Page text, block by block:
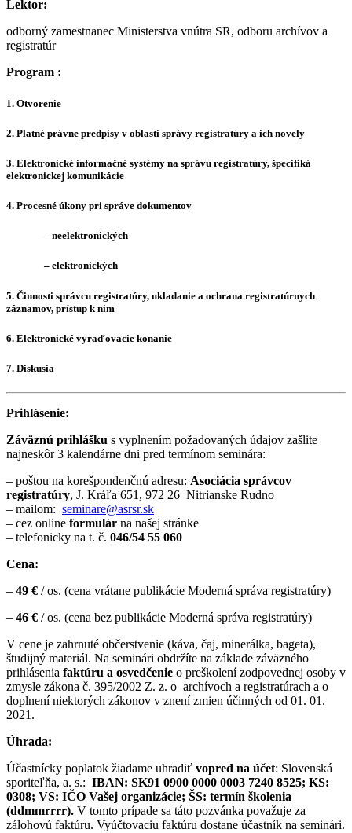
Lektor:
odborný zamestnanec Ministerstva vnútra SR, odboru archívov a
registratúr
Program :
1. Otvorenie
2. Platné právne predpisy v oblasti správy registratúry a ich novely
3. Elektronické informačné systémy na správu registratúry, špecifiká
elektronickej komunikácie
4. Procesné úkony pri správe dokumentov
– neelektronických
– elektronických
5. Činnosti správcu registratúry, ukladanie a ochrana registratúrnych
záznamov, prístup k nim
6. Elektronické vyraďovacie konanie
7. Diskusia
Prihlásenie:
Záväznú prihlášku s vyplnením požadovaných údajov zašlite
najneskôr 3 kalendárne dni pred termínom seminára:
– poštou na korešpondenčnú adresu: Asociácia správcov
registratúry, J. Kráľa 651, 972 26 Nitrianske Rudno
– mailom: seminare@asrsr.sk
– cez online formulár na našej stránke
– telefonicky na t. č. 046/54 55 060
Cena:
– 49 € / os. (cena vrátane publikácie Moderná správa registratúry)
– 46 € / os. (cena bez publikácie Moderná správa registratúry)
V cene je zahrnuté občerstvenie (káva, čaj, minerálka, bageta),
študijný materiál. Na seminári obdržíte na základe záväzného
prihlásenia faktúru a osvedčenie o preškolení zodpovednej osoby v
zmysle zákona č. 395/2002 Z. z. o archívoch a registratúrach a o
doplnení niektorých zákonov v znení zmien účinných od 01. 01.
2021.
Úhrada:
Účastnícky poplatok žiadame uhradiť vopred na účet: Slovenská
sporiteľňa, a. s.: IBAN: SK91 0900 0000 0003 7240 8525; KS:
0308; VS: IČO Vašej organizácie; ŠS: termín školenia
(ddmmrrrr). V tomto prípade sa táto pozvánka považuje za
zálohovú faktúru. Vyúčtovaciu faktúru dostane účastník na seminári.